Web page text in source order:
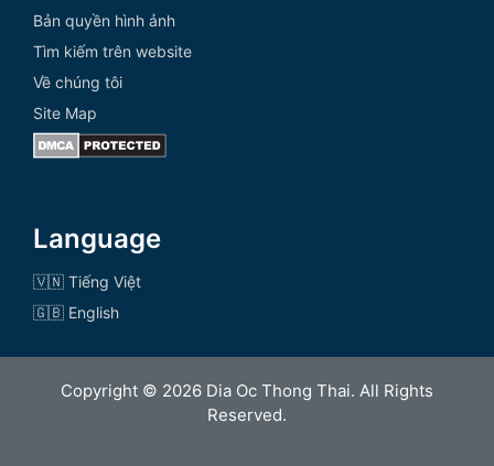
Bản quyền hình ảnh
Tìm kiếm trên website
Về chúng tôi
Site Map
Language
🇻🇳 Tiếng Việt
🇬🇧 English
Copyright © 2026 Dia Oc Thong Thai. All Rights
Reserved.